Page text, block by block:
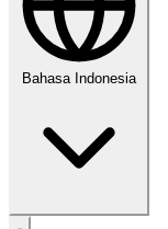
Bahasa Indonesia